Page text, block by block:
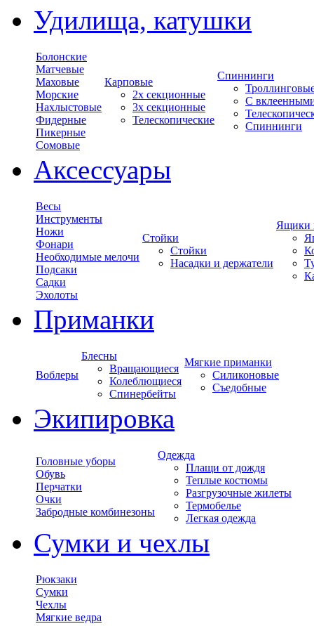
Удилища, катушки
Болонские
Матчевые
Маховые
Морские
Нахлыстовые
Фидерные
Пикерные
Сомовые
Карповые
2х секционные
3х секционные
Телескопические
Спиннинги
С
Спиннинги
Аксессуары
Весы
Инструменты
Ножи
Фонари
Необходимые мелочи
Подсаки
Садки
Эхолоты
Стойки
Стойки
Насадки и держатели
Ящики
Приманки
Воблеры
Блесны
Вращающиеся
Колеблющиеся
Спинербейты
Мягкие приманки
Силиконовые
Съедобные
Экипировка
Головные уборы
Обувь
Перчатки
Очки
Забродные комбинезоны
Одежда
Плащи от дождя
Теплые костюмы
Разгрузочные жилеты
Термобелье
Легкая одежда
Сумки и чехлы
Рюкзаки
Сумки
Чехлы
Мягкие ведра